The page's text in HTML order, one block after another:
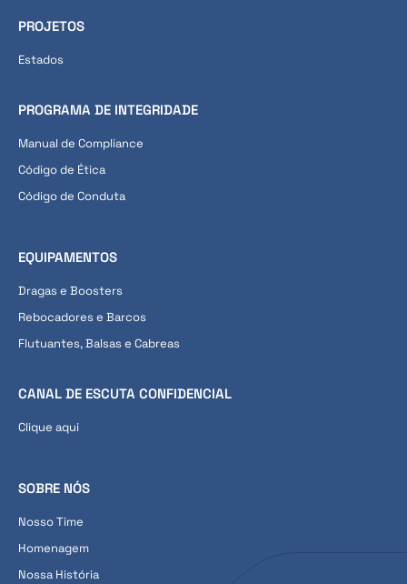
PROJETOS
Estados
PROGRAMA DE INTEGRIDADE
Manual de Compliance
Código de Ética
Código de Conduta
EQUIPAMENTOS
Dragas e Boosters
Rebocadores e Barcos
Flutuantes, Balsas e Cabreas
CANAL DE ESCUTA CONFIDENCIAL
Clique aqui
SOBRE NÓS
Nosso Time
Homenagem
Nossa História